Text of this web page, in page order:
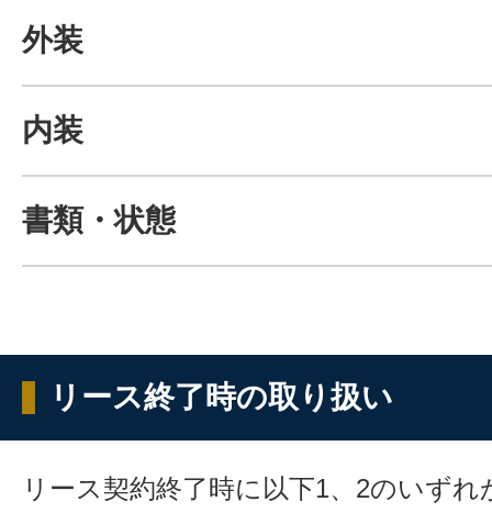
外装
内装
書類・状態
リース終了時の取り扱い
リース契約終了時に以下1、2のいず